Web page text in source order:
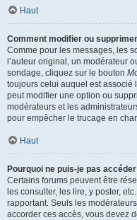
Haut
Comment modifier ou
Comme pour les messages, les
l’auteur original, un modérateur
sondage, cliquez sur le bouton
toujours celui auquel est associé
peut modifier une option ou
modérateurs et les
pour empêcher le trucage en
Haut
Pourquoi ne puis-je pas
Certains forums peuvent être
les consulter, les lire, y poster,
rapportant. Seuls les
accorder ces accès, vous devez